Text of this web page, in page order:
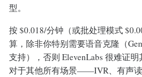
型。
按 $0.018/分钟（或批处理模式
算，除非你特别需要语音克隆（
支持），否则 ElevenLabs 很难证明
对于其他所有场景——IVR、有声